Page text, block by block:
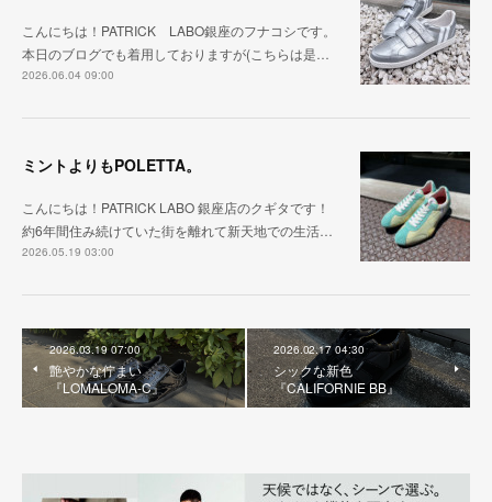
こんにちは！PATRICK LABO銀座のフナコシです。
本日のブログでも着用しておりますが(こちらは是…
2026.06.04 09:00
ミントよりもPOLETTA。
こんにちは！PATRICK LABO 銀座店のクギタです！
約6年間住み続けていた街を離れて新天地での生活…
2026.05.19 03:00
2026.03.19 07:00
艶やかな佇まい
『LOMALOMA-C』
2026.02.17 04:30
シックな新色
『CALIFORNIE BB』